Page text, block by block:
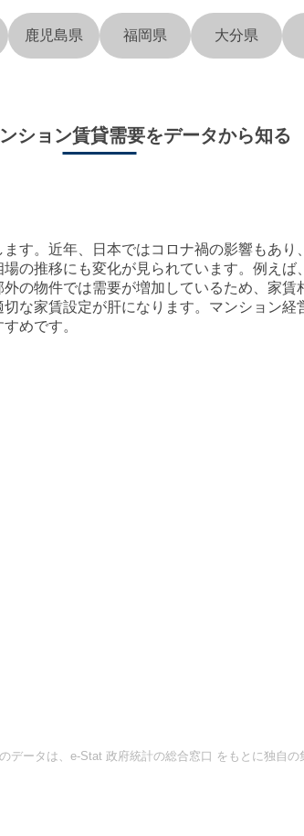
鹿児島県 福岡県 大分県
ション賃貸需要をデータから知る
す。近年、日本ではコロナ禍の影響もあり
の推移にも変化が見られています。例えば
の物件では需要が増加しているため、家賃
な家賃設定が肝になります。マンション
めです。
データは、e-Stat 政府統計の総合窓口 をもとに独自